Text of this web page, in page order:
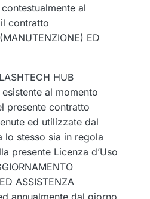
al
contratto
ED
HUB
al momento
presente contratto
ed utilizzate dal
lo stesso sia in regola
presente Licenza d’Uso
ASSISTENZA
annualmente dal giorno